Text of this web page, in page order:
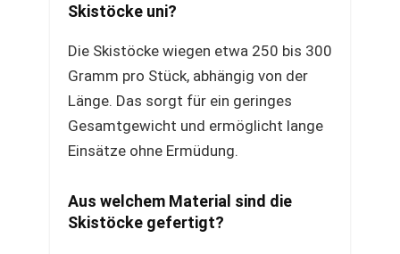
Skistöcke uni?
Die Skistöcke wiegen etwa 250 bis 300
Gramm pro Stück, abhängig von der
Länge. Das sorgt für ein geringes
Gesamtgewicht und ermöglicht lange
Einsätze ohne Ermüdung.
Aus welchem Material sind die
Skistöcke gefertigt?